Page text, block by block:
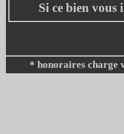
Si ce bien vous
* honoraires charge